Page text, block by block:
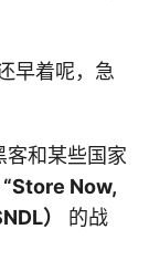
早着呢，急
客和某些国家
“Store Now,
）
的战